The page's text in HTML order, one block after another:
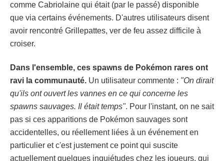
comme Cabriolaine qui était (par le passé) disponible
que via certains événements. D'autres utilisateurs disent
avoir rencontré Grillepattes, ver de feu assez difficile à
croiser.
Dans l'ensemble, ces spawns de Pokémon rares ont
ravi la communauté. Un utilisateur commente : "On dirait
qu'ils ont ouvert les vannes en ce qui concerne les
spawns sauvages. Il était temps". Pour l'instant, on ne sait
pas si ces apparitions de Pokémon sauvages sont
accidentelles, ou réellement liées à un événement en
particulier et c'est justement ce point qui suscite
actuellement quelques inquiétudes chez les joueurs, qui